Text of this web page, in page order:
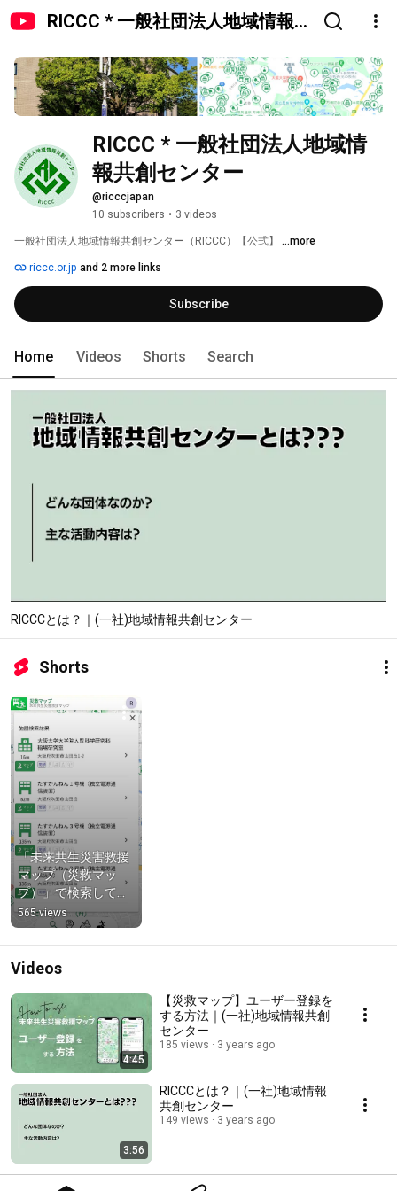
RICCC * 一般社団法人地域情報共
RICCC * 一般社団法人地域情
報共創センター
@ricccjapan
10 subscribers • 3 videos
一般社団法人地域情報共創センター（RICCC）【公式】 ...more
riccc.or.jp and 2 more links
Subscribe
Home Videos Shorts Search
RICCCとは？｜(一社)地域情報共創センター
Shorts
「未来共生災害救援
マップ（災救マッ
プ）」で検索してみ
た
565 views
Videos
4:45
【災救マップ】ユーザー登録を
する方法｜(一社)地域情報共創
センター
185 views 3 years ago
3:56
RICCCとは？｜(一社)地域情報
共創センター
149 views 3 years ago